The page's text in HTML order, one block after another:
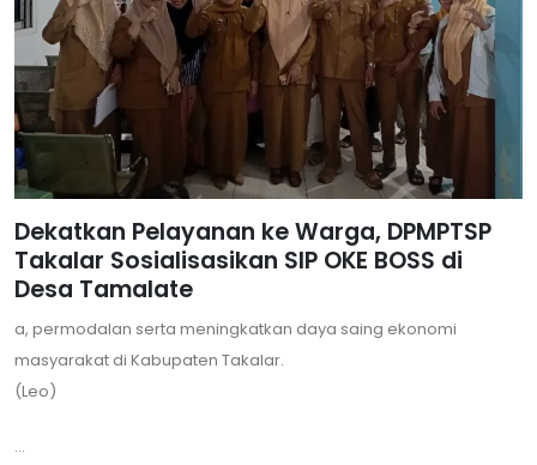
Dekatkan Pelayanan ke Warga, DPMPTSP
Takalar Sosialisasikan SIP OKE BOSS di
Desa Tamalate
a, permodalan serta meningkatkan daya saing ekonomi
masyarakat di Kabupaten Takalar.
(Leo)
...